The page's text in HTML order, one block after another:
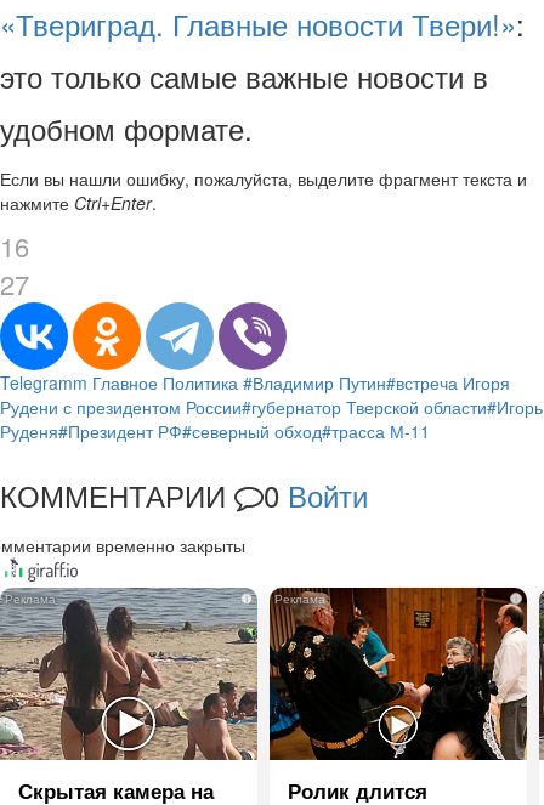
«Твериград. Главные новости Твери!»:
это только самые важные новости в
удобном формате.
Если вы нашли ошибку, пожалуйста, выделите фрагмент текста и
нажмите Ctrl+Enter.
16
27
Telegramm Главное Политика #Владимир Путин#встреча Игоря
Рудени с президентом России#губернатор Тверской области#Игорь
Руденя#Президент РФ#северный обход#трасса М-11
КОММЕНТАРИИ 0 Войти
временно закрыты
i
Скрытая камера на
i
Ролик длится